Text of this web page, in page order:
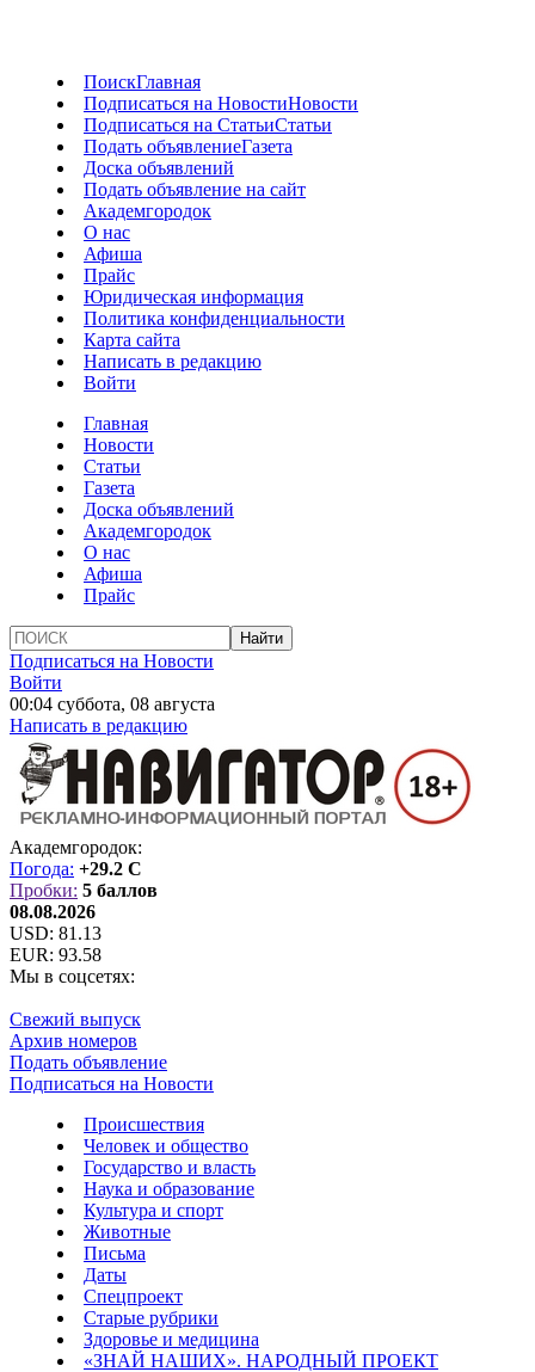
ПоискГлавная
Подписаться на НовостиНовости
Подписаться на СтатьиСтатьи
Подать объявлениеГазета
Доска объявлений
Подать объявление на сайт
Академгородок
О нас
Афиша
Прайс
Юридическая информация
Политика конфиденциальности
Карта сайта
Написать в редакцию
Войти
Главная
Новости
Статьи
Газета
Доска объявлений
Академгородок
О нас
Афиша
Прайс
Подписаться на Новости
Войти
00:04 суббота, 08 августа
Написать в редакцию
Академгородок:
Погода: +29.2 C
Пробки: 5 баллов
08.08.2026
USD: 81.13
EUR: 93.58
Мы в соцсетях:
Свежий выпуск
Архив номеров
Подать объявление
Подписаться на Новости
Происшествия
Человек и общество
Государство и власть
Наука и образование
Культура и спорт
Животные
Письма
Даты
Спецпроект
Старые рубрики
Здоровье и медицина
«ЗНАЙ НАШИХ». НАРОДНЫЙ ПРОЕКТ